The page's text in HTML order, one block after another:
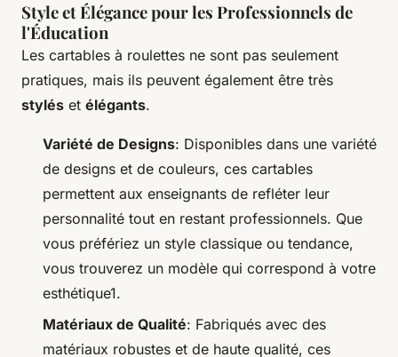
Style et Élégance pour les Professionnels de
l'Éducation
Les cartables à roulettes ne sont pas seulement
pratiques, mais ils peuvent également être très
stylés et élégants.
Variété de Designs: Disponibles dans une variété
de designs et de couleurs, ces cartables
permettent aux enseignants de refléter leur
personnalité tout en restant professionnels. Que
vous préfériez un style classique ou tendance,
vous trouverez un modèle qui correspond à votre
esthétique1.
Matériaux de Qualité: Fabriqués avec des
matériaux robustes et de haute qualité, ces